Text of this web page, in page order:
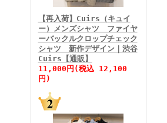
FINEBOYS2026年6月号
FINEBOYS2026年5月号
【再入荷】Cuirs（キュイ
ー）メンズシャツ ファイヤ
ーバックルクロップチェック
シャツ 新作デザイン｜渋谷
Cuirs【通販】
11,000円(税込 12,100
円)